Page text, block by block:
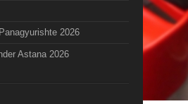
2026
Astana 2026